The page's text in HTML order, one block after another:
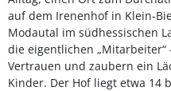
auf dem Irenenhof in Klein-
Modautal im südhessischen
die eigentlichen „Mitarbeiter“
Vertrauen und zaubern ein
Kinder. Der Hof liegt etwa 14